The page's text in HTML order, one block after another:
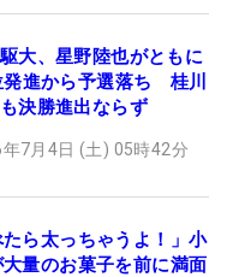
大、星野陸也がともに
発進から予選落ち 桂川
決勝進出ならず
7月4日 (土) 05時42分
たら太っちゃうよ！」小
量のお菓子を前に満面